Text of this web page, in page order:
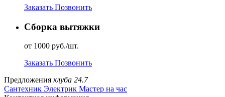
Заказать Позвонить
Сборка вытяжки
от 1000 руб./шт.
Заказать Позвонить
Предложения клуба 24.7
Сантехник Электрик Мастер на час